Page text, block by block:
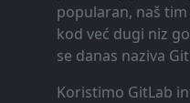
popularan, naš
kod već dugi niz
se danas naziva
Koristimo GitLab